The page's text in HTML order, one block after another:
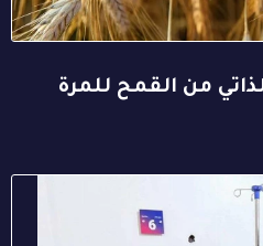
من القمح للمرة